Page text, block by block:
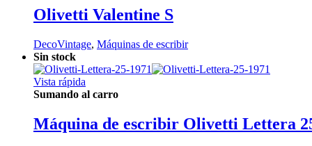
Olivetti Valentine S
DecoVintage, Máquinas de escribir
Sin stock
Vista rápida
Sumando al carro
Máquina de escribir Olivetti Lettera